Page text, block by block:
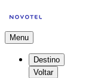
Menu
Destino
Voltar